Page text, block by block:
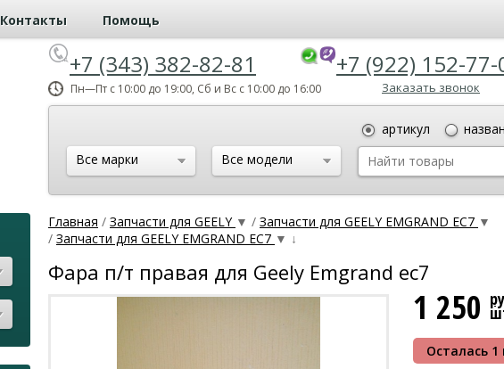
Контакты Помощь
+7 (343) 382-82-81 +7 (922) 152-77-
Пн—Пт с 10:00 до 19:00, Сб и Вс с 10:00 до 16:00 Заказать звонок
Все марки Все модели
артикул
Главная / Запчасти для GEELY ▼ / Запчасти для GEELY EMGRAND EC7 ▼
/ Запчасти для GEELY EMGRAND EC7 ▼ ↓
Фара п/т правая для Geely Emgrand ec7
1 250
Осталась